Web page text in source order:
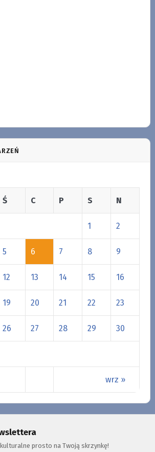
Ś C P S N
wrz »
1 2
5 6 7 8 9
12 13 14 15 16
19 20 21 22 23
26 27 28 29 30
prosto na Twoją skrzynkę!